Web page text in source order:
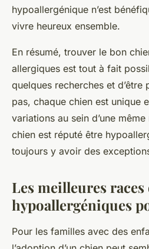
hypoallergénique n’est
vivre heureux ensemble.
En résumé, trouver le bon
allergiques est tout à fait
quelques recherches et d’être
pas, chaque chien est unique
variations au sein d’une
chien est réputé être
toujours y avoir des
Les meilleures races
hypoallergéniques
Pour les familles avec des